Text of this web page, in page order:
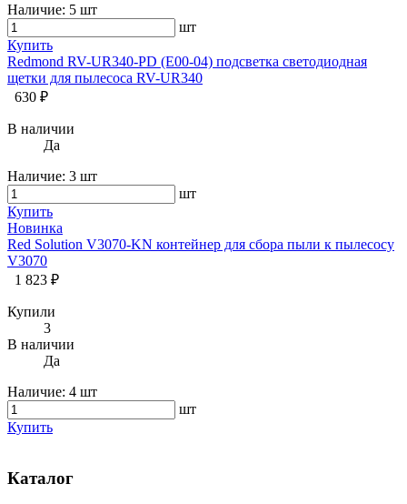
Наличие: 5 шт
шт
Купить
Redmond RV-UR340-PD (E00-04) подсветка светодиодная
щетки для пылесоса RV-UR340
630 ₽
В наличии
Да
Наличие: 3 шт
шт
Купить
Новинка
Red Solution V3070-KN контейнер для сбора пыли к пылесосу
V3070
1 823 ₽
Купили
3
В наличии
Да
Наличие: 4 шт
шт
Купить
Каталог